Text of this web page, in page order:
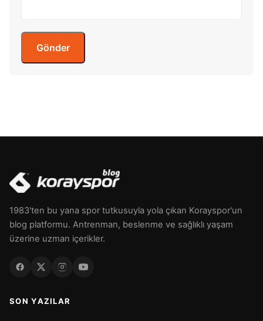
1983'ten bu yana spor tutkusuyla yola çıkan Korayspor'un
blog platformu. Antrenman, beslenme ve sağlıklı yaşam
üzerine uzman içerikler.
SON YAZILAR